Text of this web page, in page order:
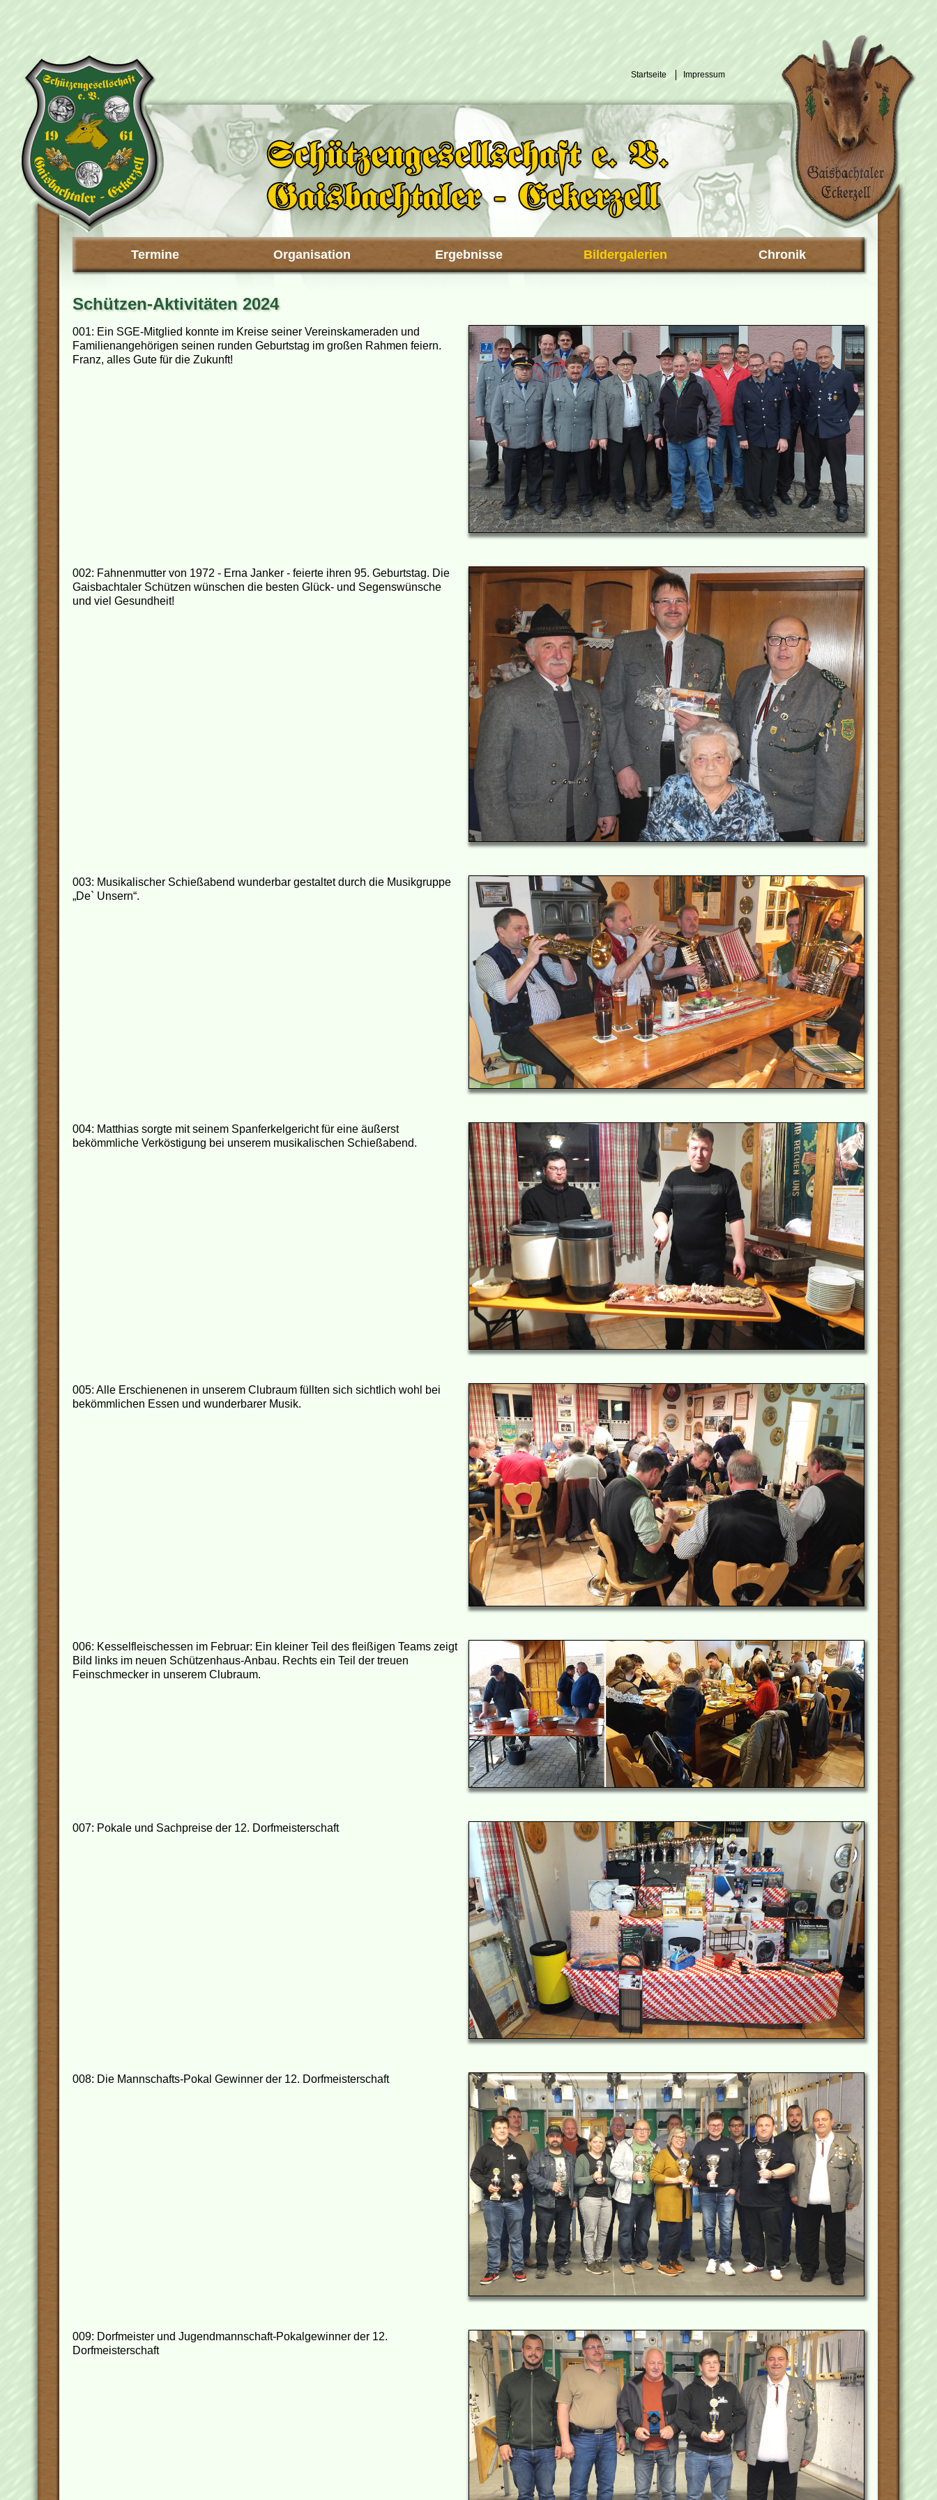
Startseite Impressum
Termine Organisation Ergebnisse Bildergalerien Chronik
Schützen-Aktivitäten 2024
001: Ein SGE-Mitglied konnte im Kreise seiner Vereinskameraden und
Familienangehörigen seinen runden Geburtstag im großen Rahmen feiern.
Franz, alles Gute für die Zukunft!
002: Fahnenmutter von 1972 - Erna Janker - feierte ihren 95. Geburtstag. Die
Gaisbachtaler Schützen wünschen die besten Glück- und Segenswünsche
und viel Gesundheit!
003: Musikalischer Schießabend wunderbar gestaltet durch die Musikgruppe
„De` Unsern“.
004: Matthias sorgte mit seinem Spanferkelgericht für eine äußerst
bekömmliche Verköstigung bei unserem musikalischen Schießabend.
005: Alle Erschienenen in unserem Clubraum füllten sich sichtlich wohl bei
bekömmlichen Essen und wunderbarer Musik.
006: Kesselfleischessen im Februar: Ein kleiner Teil des fleißigen Teams zeigt
Bild links im neuen Schützenhaus-Anbau. Rechts ein Teil der treuen
Feinschmecker in unserem Clubraum.
007: Pokale und Sachpreise der 12. Dorfmeisterschaft
008: Die Mannschafts-Pokal Gewinner der 12. Dorfmeisterschaft
009: Dorfmeister und Jugendmannschaft-Pokalgewinner der 12.
Dorfmeisterschaft